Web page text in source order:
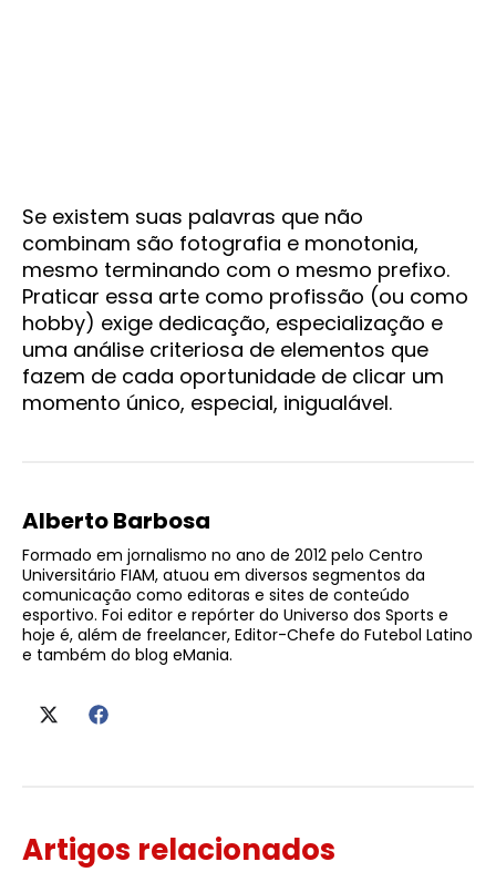
Se existem suas palavras que não
combinam são fotografia e monotonia,
mesmo terminando com o mesmo prefixo.
Praticar essa arte como profissão (ou como
hobby) exige dedicação, especialização e
uma análise criteriosa de elementos que
fazem de cada oportunidade de clicar um
momento único, especial, inigualável.
Alberto Barbosa
Formado em jornalismo no ano de 2012 pelo Centro
Universitário FIAM, atuou em diversos segmentos da
comunicação como editoras e sites de conteúdo
esportivo. Foi editor e repórter do Universo dos Sports e
hoje é, além de freelancer, Editor-Chefe do Futebol Latino
e também do blog eMania.
Artigos relacionados